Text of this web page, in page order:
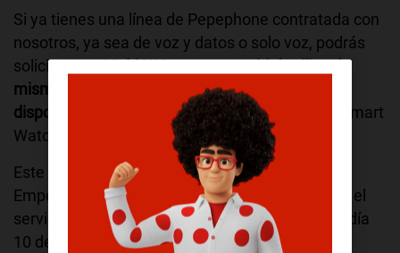
Si ya tienes una línea de Pepephone contratada con
nosotros, ya sea de voz y datos o solo voz, podrás
solicitar unaMultiSIMque te permitirá utilizar la
misma línea móvil y tarifa contratada en otro
dispositivo simultáneamente.Por ejemplo, un Smart
Watch o una Tablet.
Este servicio cuesta
3€/mes IVA incluido
Empezaremos a cobrártelo desde que se active el
servicio, es decir, si tu MultiSIM queda activa el día
10 del mes prorratearemos los días desde su